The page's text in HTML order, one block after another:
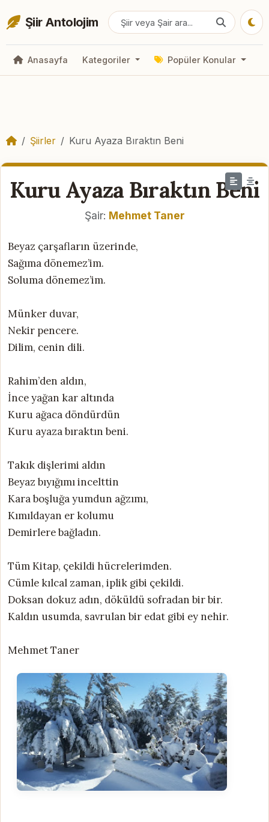
Şiir Antolojim
Anasayfa Kategoriler Popüler Konular
Şiirler Kuru Ayaza Bıraktın Beni
Kuru Ayaza Bıraktın Beni
Şair: Mehmet Taner
Beyaz çarşafların üzerinde,
Sağıma dönemez’im.
Soluma dönemez’im.
Münker duvar,
Nekir pencere.
Dilim, cenin dili.
Rahim’den aldın,
İnce yağan kar altında
Kuru ağaca döndürdün
Kuru ayaza bıraktın beni.
Takık dişlerimi aldın
Beyaz bıyığımı incelttin
Kara boşluğa yumdun ağzımı,
Kımıldayan er kolumu
Demirlere bağladın.
Tüm Kitap, çekildi hücrelerimden.
Cümle kılcal zaman, iplik gibi çekildi.
Doksan dokuz adın, döküldü sofradan bir bir.
Kaldın usumda, savrulan bir edat gibi ey nehir.
Mehmet Taner